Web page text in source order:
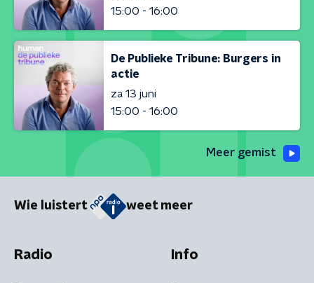
15:00 - 16:00
De Publieke Tribune: Burgers in
actie
za 13 juni
15:00 - 16:00
Meer gemist
Wie luistert weet meer
Radio Info